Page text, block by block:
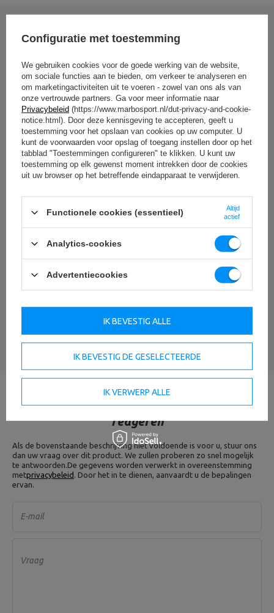
serwis@marbosport.eu
Schrijf uw mening
Uw beoordeling:
5/5
Inhoud van uw mening
Heb je vragen? We zullen binnen 24 uur
reageren
Als de bovenstaande beschrijving niet voldoende is voor u, stuur ons
dan uw vraag over dit product. We zullen proberen zo snel mogelijk
te antwoorden.De gegevens worden verwerkt in overeenstemming
metprivacybeleid . Door het in te dienen, aanvaardt u de bepalingen
ervan.
E-mail
Vraag
Configuratie met toestemming
We gebruiken cookies voor de goede werking van de website,
om sociale functies aan te bieden, om verkeer te analyseren en
om marketingactiviteiten uit te voeren - zowel van ons als van
onze vertrouwde partners. Ga voor meer informatie naar
Privacybeleid (https://www.marbosport.nl/dut-privacy-and-cookie-
notice.html). Door deze kennisgeving te accepteren, geeft u
toestemming voor het opslaan van cookies op uw computer. U
kunt de voorwaarden voor opslag of toegang instellen door op het
tabblad "Toestemmingen configureren" te klikken. U kunt uw
toestemming op elk gewenst moment intrekken door de cookies
uit uw browser op het betreffende eindapparaat te verwijderen.
Functionele cookies (essentieel)
Altijd
actief
Analytics-cookies
Advertentiecookies
IK BEVESTIG DE GESELECTEERDE
IK VERWERP ALLE
IK BEVESTIG ALLE